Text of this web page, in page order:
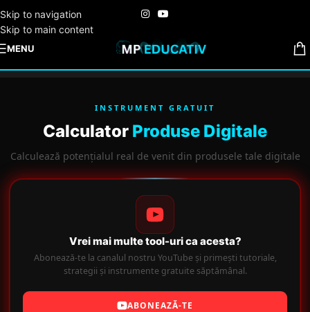
Skip to navigation
Skip to main content
MENU
INSTRUMENT GRATUIT
Calculator Produse Digitale
Calculează potențialul real de venit din produsele tale digitale
Vrei mai multe tool-uri ca acesta?
Abonează-te la canalul nostru YouTube și primești tutoriale,
strategii și instrumente gratuite săptămânal.
ABONEAZĂ-TE